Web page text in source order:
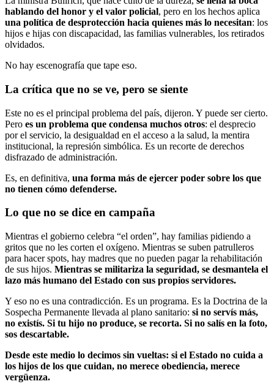
hablando del honor y el valor policial, pero en los hechos aplica
una política de desprotección hacia quienes más lo necesitan: los
hijos e hijas con discapacidad, las familias vulnerables, los retirados
olvidados.
No hay escenografía que tape eso.
La crítica que no se ve, pero se siente
Este no es el principal problema del país, dijeron. Y puede ser cierto.
Pero es un problema que condensa muchos otros: el desprecio
por el servicio, la desigualdad en el acceso a la salud, la mentira
institucional, la represión simbólica. Es un recorte de derechos
disfrazado de administración.
Es, en definitiva, una forma más de ejercer poder sobre los que
no tienen cómo defenderse.
Lo que no se dice en campaña
Mientras el gobierno celebra “el orden”, hay familias pidiendo a
gritos que no les corten el oxígeno. Mientras se suben patrulleros
para hacer spots, hay madres que no pueden pagar la rehabilitación
de sus hijos. Mientras se militariza la seguridad, se desmantela el
lazo más humano del Estado con sus propios servidores.
Y eso no es una contradicción. Es un programa. Es la Doctrina de la
Sospecha Permanente llevada al plano sanitario: si no servís más,
no existís. Si tu hijo no produce, se recorta. Si no salís en la foto,
sos descartable.
Desde este medio lo decimos sin vueltas: si el Estado no cuida a
los hijos de los que cuidan, no merece obediencia, merece
vergüenza.